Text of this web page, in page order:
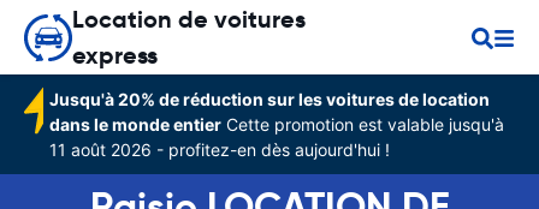
Location de voitures
express
Jusqu'à 20% de réduction sur les voitures de location
dans le monde entier Cette promotion est valable jusqu'à
11 août 2026 - profitez-en dès aujourd'hui !